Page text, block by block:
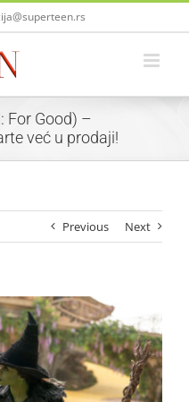
For Good) –
već u prodaji!
Previous Next